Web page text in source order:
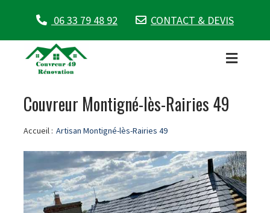
06 33 79 48 92 CONTACT & DEVIS
Couvreur Montigné-lès-Rairies 49
Accueil : Artisan Montigné-lès-Rairies 49